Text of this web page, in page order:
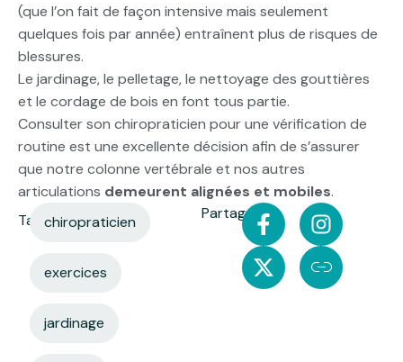
(que l’on fait de façon intensive mais seulement
quelques fois par année) entraînent plus de risques de
blessures.
Le jardinage, le pelletage, le nettoyage des gouttières
et le cordage de bois en font tous partie.
Consulter son chiropraticien pour une vérification de
routine est une excellente décision afin de s’assurer
que notre colonne vertébrale et nos autres
articulations demeurent alignées et mobiles.
Tags:chiropraticien
exercices
jardinage
Partager: